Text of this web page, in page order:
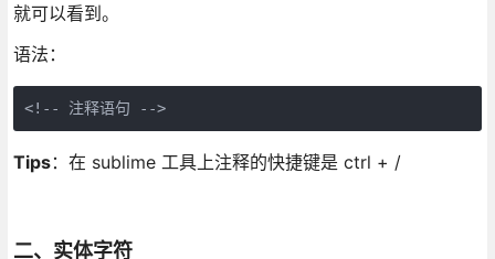
就可以看到。
语法：
<!-- 注释语句 -->
Tips：在 sublime 工具上注释的快捷键是 ctrl + /
二、实体字符